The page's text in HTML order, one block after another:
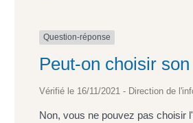
Question-réponse
Peut-on choisir
Vérifié le 16/11/2021 - Direction de
Non, vous ne pouvez pas choisir